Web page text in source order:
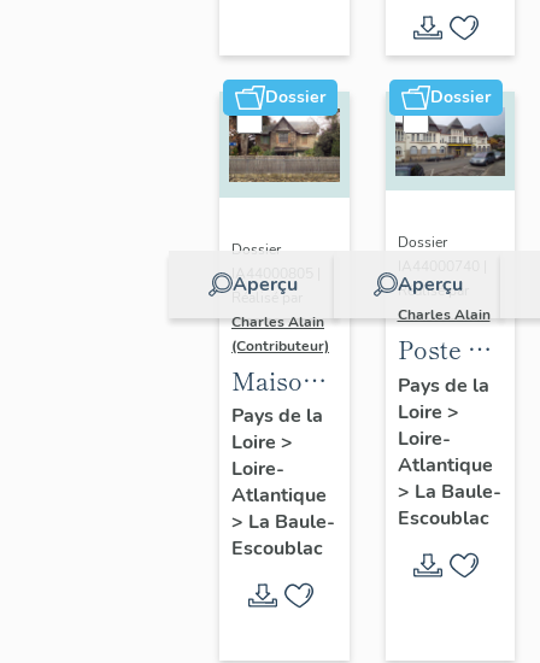
du
Maréchal-
Joffre
Dossier
Aperçu
Dossier
IA44000805 |
Réalisé par
Charles Alain
(Contributeur)
Maison
dite villa
balnéaire
Nam Ky,
139
avenue
du
Maréchal-
Pays de la
Loire >
Loire-
Atlantique
> La Baule-
Escoublac
Dossier
Aperçu
Dossier
Réalisé par
Charles Alain
Poste de
la Baule-
Escoublac,
place de
la
Victoire
Pays de la
Loire >
Loire-
Atlantique
> La Baule-
Escoublac